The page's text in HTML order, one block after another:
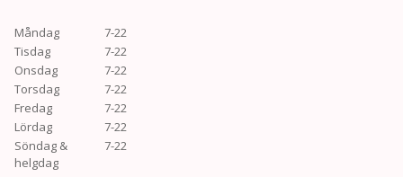
Måndag
7-22
Tisdag
7-22
Onsdag
7-22
Torsdag
7-22
Fredag
7-22
Lördag
7-22
Söndag &
helgdag
7-22